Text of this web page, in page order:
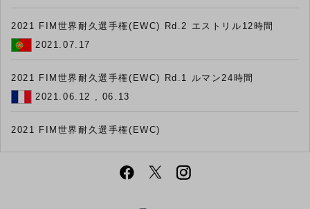
2021 FIM世界耐久選手権(EWC) Rd.2 エストリル12時間
2021.07.17
2021 FIM世界耐久選手権(EWC) Rd.1 ルマン24時間
2021.06.12 , 06.13
2021 FIM世界耐久選手権(EWC)